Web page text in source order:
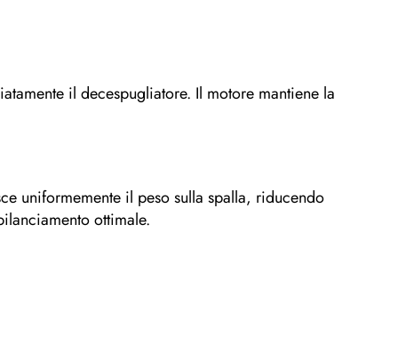
il decespugliatore. Il motore mantiene la
uniformemente il peso sulla spalla, riducendo
ottimale.